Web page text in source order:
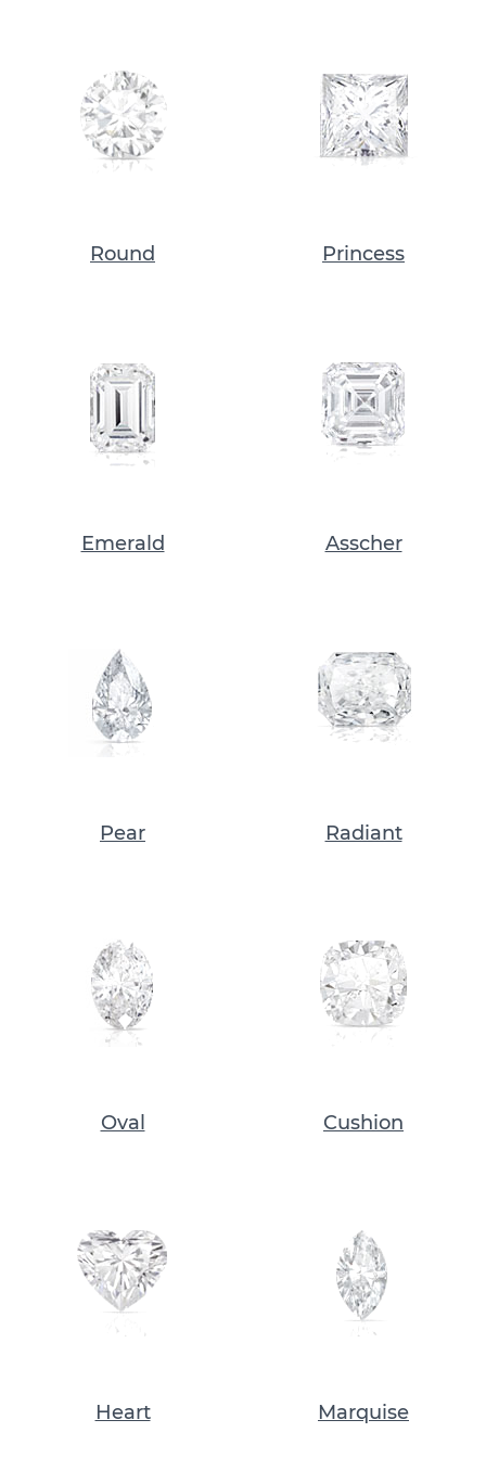
Round Princess
Emerald Asscher
Pear Radiant
Oval Cushion
Heart Marquise